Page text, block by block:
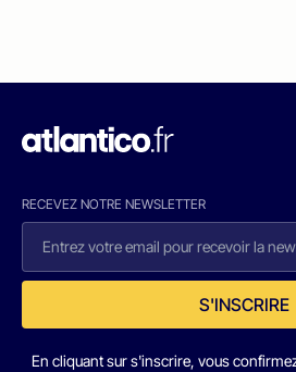
RECEVEZ NOTRE NEWSLETTER
S'INSCRIRE
En cliquant sur s'inscrire, vous